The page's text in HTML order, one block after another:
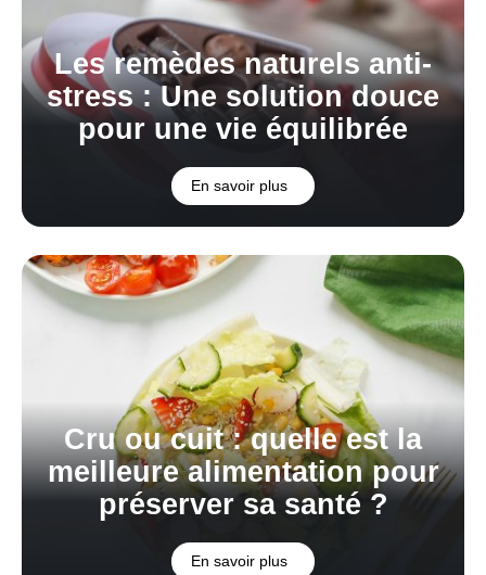
Les remèdes naturels anti-
stress : Une solution douce
pour une vie équilibrée
En savoir plus
Cru ou cuit : quelle est la
meilleure alimentation pour
préserver sa santé ?
En savoir plus